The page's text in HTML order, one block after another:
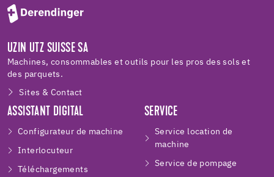
UZIN UTZ SUISSE SA
Machines, consommables et outils pour les pros des sols et
des parquets.
Sites & Contact
ASSISTANT DIGITAL
Configurateur de machine
Interlocuteur
Téléchargements
SERVICE
Service location de
machine
Service de pompage